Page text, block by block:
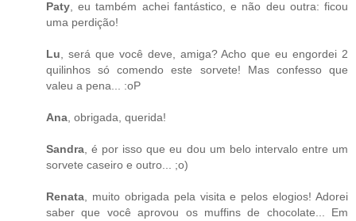
Paty , eu também achei fantástico, e não deu outra: ficou
uma perdição!
Lu , será que você deve, amiga? Acho que eu engordei 2
quilinhos só comendo este sorvete! Mas confesso que
valeu a pena... :oP
Ana , obrigada, querida!
Sandra , é por isso que eu dou um belo intervalo entre um
sorvete caseiro e outro... ;o)
Renata , muito obrigada pela visita e pelos elogios! Adorei
saber que você aprovou os muffins de chocolate... Em